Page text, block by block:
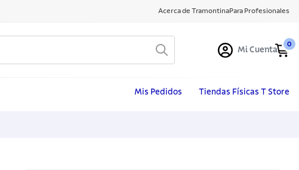
Acerca de TramontinaPara Profesionales
Mi Cuenta
0
Mis Pedidos Tiendas Físicas T Store